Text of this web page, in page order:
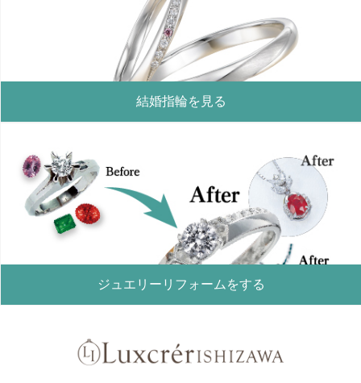
結婚指輪を見る
ジュエリーリフォームをする